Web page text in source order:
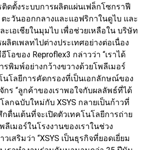
ติดตั้งระบบการผลิตแผ่นเฟล็กโซกราฟี
ตะวันออกกลางและแอฟริกาในดูไบ และ
ะเอเชียในมุมไบ เพื่อช่วยเหลือใน บริษัท
ลิตเพลทไปต่างประเทศอย่างต่อเนื่อง
โอของ Reproflex3 กล่าวว่า “เราได้
พิมพ์อย่างกว้างขวางด้วยโพลีเมอร์
นโลยีการคัดกรองที่เป็นเอกลักษณ์ของ
ร “ลูกค้าของเราพอใจกับผลลัพธ์ที่ได้
กฉบับใหม่กับ XSYS กลายเป็นก้าวที่
กตื่นเต้นที่จะเปิดตัวเทคโนโลยีการถ่าย
เมอร์ในโรงงานของเราในช่วง
เสริมว่า “XSYS เป็นธุรกิจที่ยอดเยี่ยม